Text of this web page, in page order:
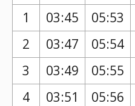
1
03:45 05:53
2
03:47 05:54
3
03:49 05:55
4
03:51 05:56